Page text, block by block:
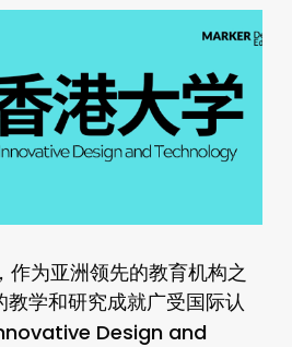
作为亚洲领先的教育机构之
学和研究成就广受国际认
Design and